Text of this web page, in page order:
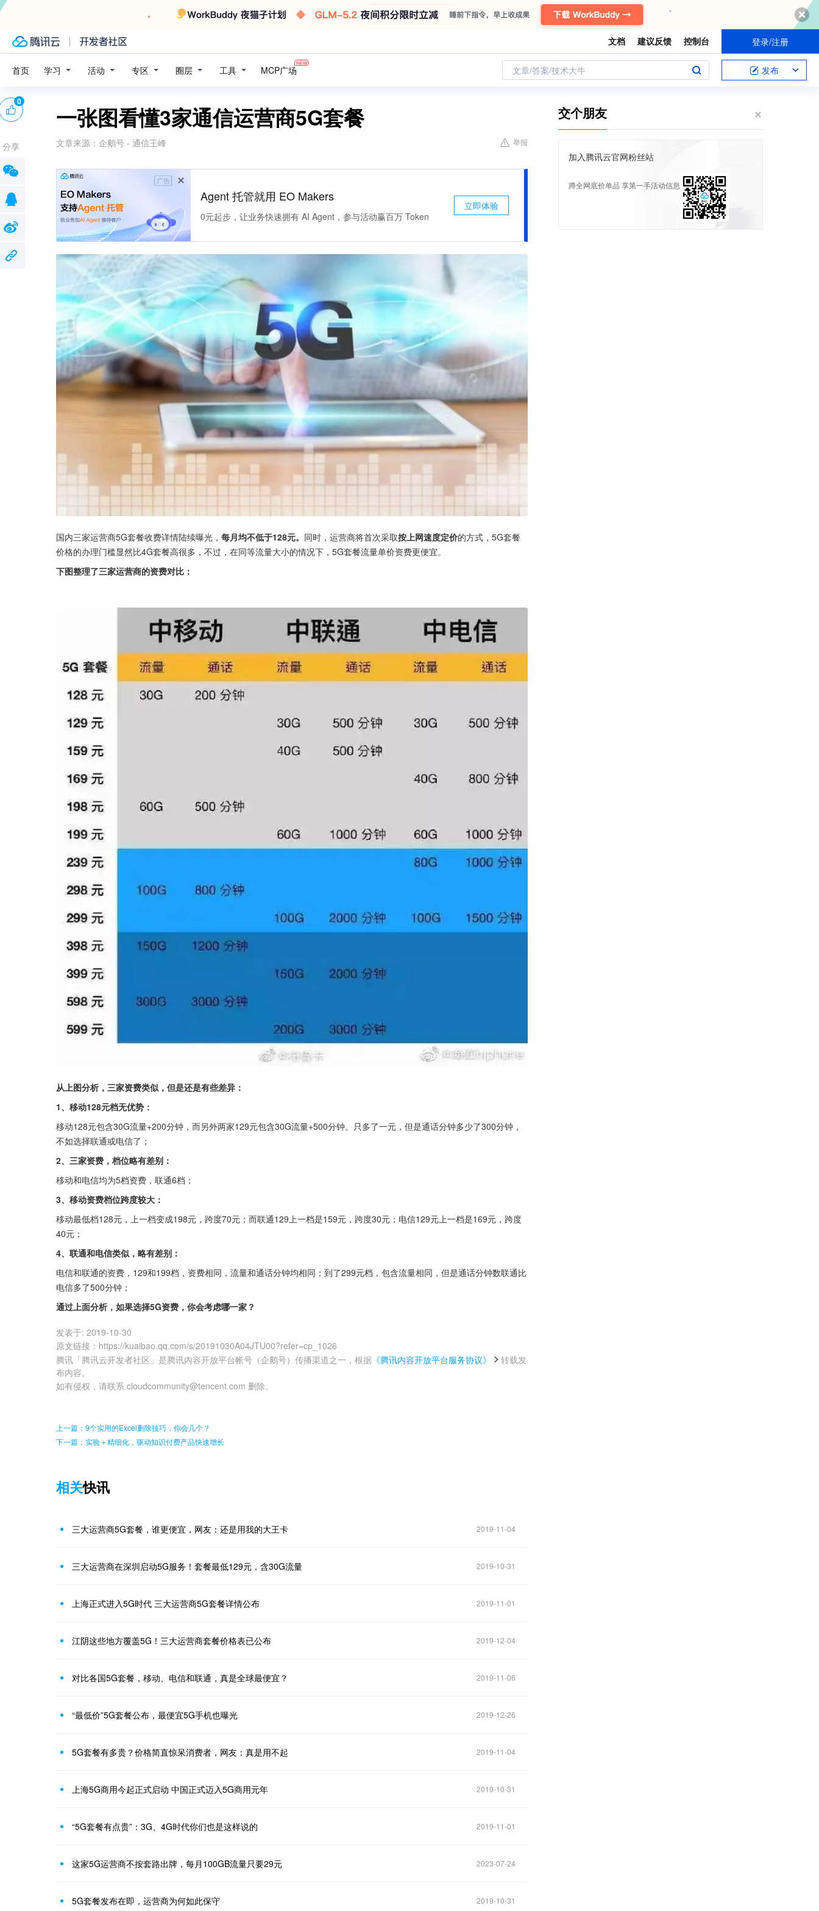
文档 建议反馈 控制台 登录/注册
首页 学习 活动 专区 圈层 工具 MCP广场 文章/答案/技术大牛 发布
一张图看懂3家通信运营商5G套餐
文章来源： 企鹅号 - 通信王峰 举报
广告
Agent 托管就用 EO Makers
0元起步，让业务快速拥有 AI Agent，参与活动赢百万 Token
立即体验
国内三家运营商5G套餐收费详情陆续曝光， 每月均不低于128元。 同时，运营商将首次采取按上网速度定价的方式，5G套餐
价格的办理门槛显然比4G套餐高很多，不过，在同等流量大小的情况下，5G套餐流量单价资费更便宜。
下图整理了三家运营商的资费对比：
从上图分析，三家资费类似，但是还是有些差异：
1、移动128元档无优势：
移动128元包含30G流量+200分钟，而另外两家129元包含30G流量+500分钟。只多了一元，但是通话分钟多少了300分钟，
不如选择联通或电信了；
2、三家资费，档位略有差别：
移动和电信均为5档资费，联通6档；
3、移动资费档位跨度较大：
移动最低档128元，上一档变成198元，跨度70元；而联通129上一档是159元，跨度30元；电信129元上一档是169元，跨度
40元；
4、联通和电信类似，略有差别：
电信和联通的资费，129和199档，资费相同，流量和通话分钟均相同；到了299元档，包含流量相同，但是通话分钟数联通比
电信多了500分钟；
通过上面分析，如果选择5G资费，你会考虑哪一家？
发表于: 2019-10-30
原文链接 ： https://kuaibao.qq.com/s/20191030A04JTU00?refer=cp_1026
腾讯「腾讯云开发者社区」是腾讯内容开放平台帐号（企鹅号）传播渠道之一，根据 《腾讯内容开放平台服务协议》
转载发
布内容。
如有侵权，请联系 cloudcommunity@tencent.com 删除。
0
分享
上一篇：9个实用的Excel删除技巧，你会几个？
下一篇：实验＋精细化，驱动知识付费产品快速增长
相关快讯
三大运营商5G套餐，谁更便宜，网友：还是用我的大王卡 2019-11-04
三大运营商在深圳启动5G服务！套餐最低129元，含30G流量 2019-10-31
上海正式进入5G时代 三大运营商5G套餐详情公布 2019-11-01
江阴这些地方覆盖5G！三大运营商套餐价格表已公布 2019-12-04
对比各国5G套餐，移动、电信和联通，真是全球最便宜？ 2019-11-06
“最低价”5G套餐公布，最便宜5G手机也曝光 2019-12-26
5G套餐有多贵？价格简直惊呆消费者，网友：真是用不起 2019-11-04
上海5G商用今起正式启动 中国正式迈入5G商用元年 2019-10-31
“5G套餐有点贵”：3G、4G时代你们也是这样说的 2019-11-01
这家5G运营商不按套路出牌，每月100GB流量只要29元 2023-07-24
5G套餐发布在即，运营商为何如此保守 2019-10-31
交个朋友
加入腾讯云官网粉丝站
蹲全网底价单品 享第一手活动信息